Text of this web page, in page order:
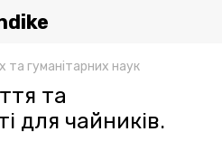
та гуманітарних наук
та
для чайників.